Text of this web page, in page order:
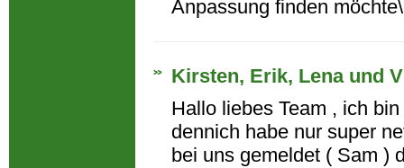
Anpassung finden
Kirsten, Erik, Lena und
Hallo liebes Team , ich
dennich habe nur super
bei uns gemeldet ( Sam )